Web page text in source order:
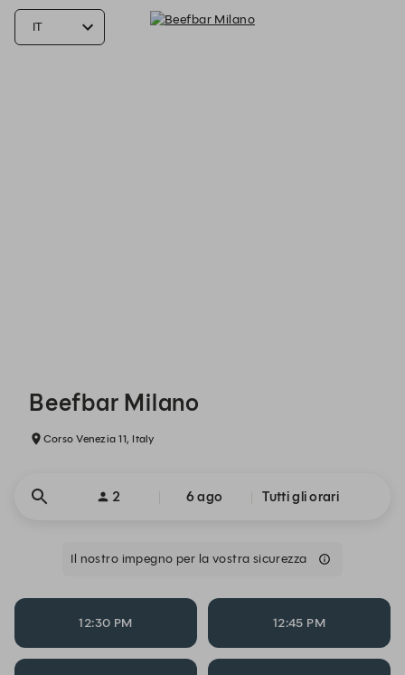
Beefbar Milano
Corso Venezia 11, Italy
2 6 ago Tutti gli orari
Il nostro impegno per la vostra sicurezza
12:30 PM 12:45 PM